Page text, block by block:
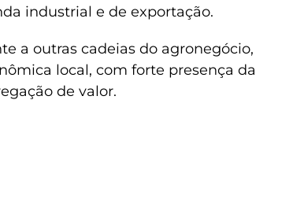
industrial e de exportação.
a outras cadeias do agronegócio,
local, com forte presença da
de valor.